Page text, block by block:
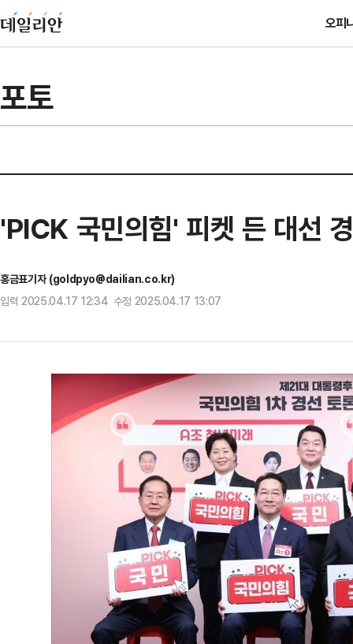
오피
포토
'PICK 국민의힘' 피켓 든 대선
홍금표기자 (goldpyo@dailian.co.kr)
입력 2025.04.17 12:34 수정 2025.04.17 13:07